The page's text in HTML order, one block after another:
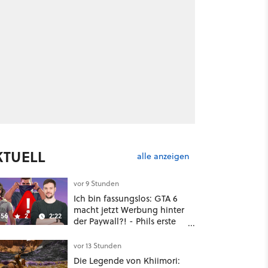
alle anzeigen
2 2:22
vor 9 Stunden
Ich bin fassungslos: GTA 6
macht jetzt Werbung hinter
der Paywall?! - Phils erste
Deal
vor 13 Stunden
Die Legende von Khiimori: